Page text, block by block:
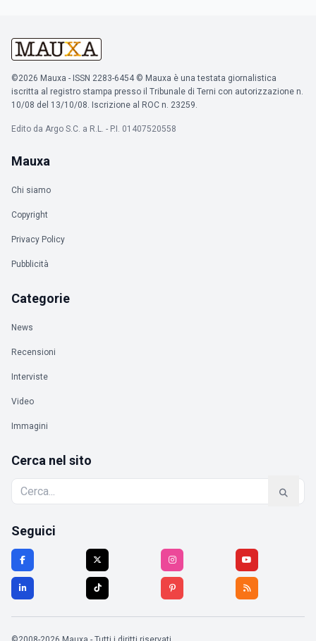
©2026 Mauxa - ISSN 2283-6454 © Mauxa è una testata giornalistica
iscritta al registro stampa presso il Tribunale di Terni con autorizzazione n.
10/08 del 13/10/08. Iscrizione al ROC n. 23259.
Edito da Argo S.C. a R.L. - P.I. 01407520558
Mauxa
Chi siamo
Copyright
Privacy Policy
Pubblicità
Categorie
News
Recensioni
Interviste
Video
Immagini
Cerca nel sito
Seguici